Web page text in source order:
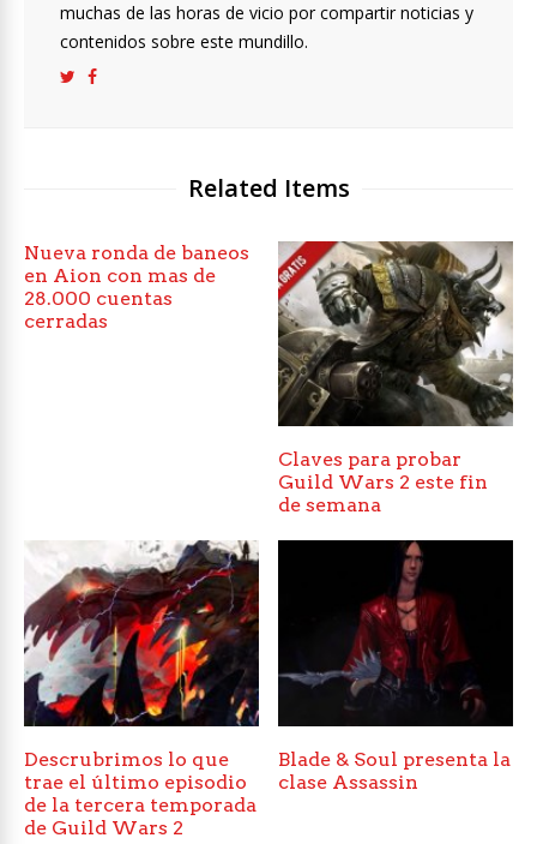
muchas de las horas de vicio por compartir noticias y
contenidos sobre este mundillo.
Related Items
Nueva ronda de baneos
en Aion con mas de
28.000 cuentas
cerradas
Claves para probar
Guild Wars 2 este fin
de semana
Descrubrimos lo que
trae el último episodio
de la tercera temporada
de Guild Wars 2
Blade & Soul presenta la
clase Assassin